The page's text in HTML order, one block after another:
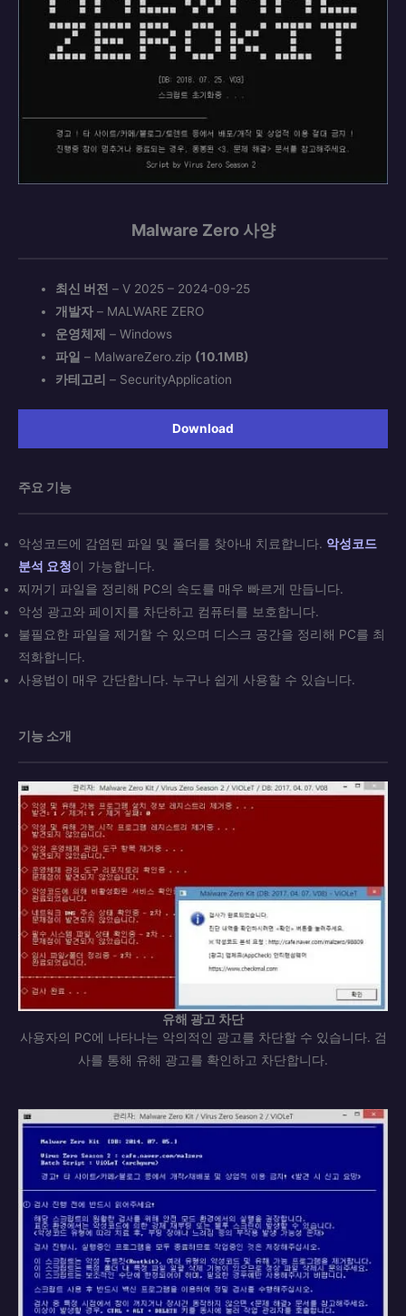
Malware Zero 사양
최신 버전 – V 2025 – 2024-09-25
개발자 – MALWARE ZERO
운영체제 – Windows
파일 – MalwareZero.zip (10.1MB)
카테고리 – SecurityApplication
Download
주요 기능
악성코드에 감염된 파일 및 폴더를 찾아내 치료합니다. 악성코드
분석 요청이 가능합니다.
찌꺼기 파일을 정리해 PC의 속도를 매우 빠르게 만듭니다.
악성 광고와 페이지를 차단하고 컴퓨터를 보호합니다.
불필요한 파일을 제거할 수 있으며 디스크 공간을 정리해 PC를 최
적화합니다.
사용법이 매우 간단합니다. 누구나 쉽게 사용할 수 있습니다.
기능 소개
유해 광고 차단
사용자의 PC에 나타나는 악의적인 광고를 차단할 수 있습니다. 검
사를 통해 유해 광고를 확인하고 차단합니다.